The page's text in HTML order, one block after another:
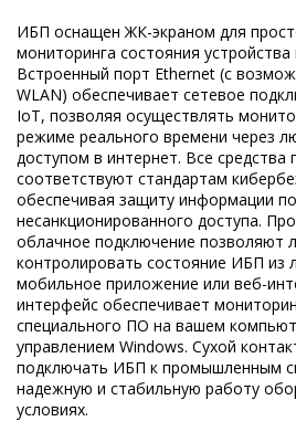
ИБП оснащен ЖК-экраном для
мониторинга состояния устройства
Встроенный порт Ethernet (с
WLAN) обеспечивает сетевое
IoT, позволяя осуществлять
режиме реального времени через
доступом в интернет. Все средства
соответствуют стандартам
обеспечивая защиту информации
несанкционированного доступа.
облачное подключение позволяют
контролировать состояние ИБП из
мобильное приложение или веб-
интерфейс обеспечивает
специального ПО на вашем
управлением Windows. Cухой
подключать ИБП к промышленным
надежную и стабильную работу
условиях.